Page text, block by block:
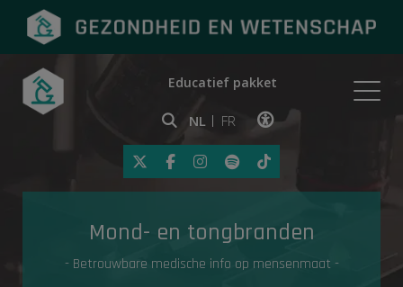
Onderwerpen
Gezondheid in de media
Educatief pakket
NL FR
Klik op deze link om
Mond- en tongbranden
- Betrouwbare medische info op mensenmaat -